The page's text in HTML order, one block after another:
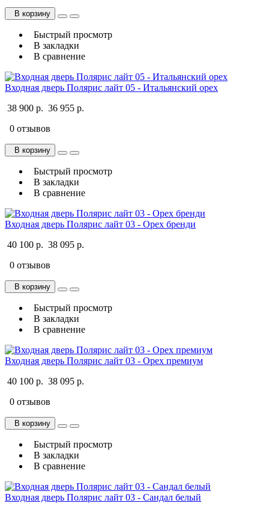
В корзину
Быстрый просмотр
В закладки
В сравнение
Входная дверь Полярис лайт 05 - Итальянский орех
38 900 р. 36 955 р.
0 отзывов
В корзину
Быстрый просмотр
В закладки
В сравнение
Входная дверь Полярис лайт 03 - Орех бренди
40 100 р. 38 095 р.
0 отзывов
В корзину
Быстрый просмотр
В закладки
В сравнение
Входная дверь Полярис лайт 03 - Орех премиум
40 100 р. 38 095 р.
0 отзывов
В корзину
Быстрый просмотр
В закладки
В сравнение
Входная дверь Полярис лайт 03 - Сандал белый